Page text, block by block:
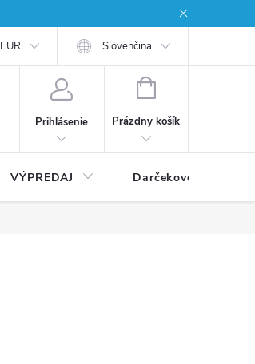
EUR Slovenčina
Prihlásenie
NÁKUPNÝ
Prázdny košík
VÝPREDAJ Darčekové poukážky